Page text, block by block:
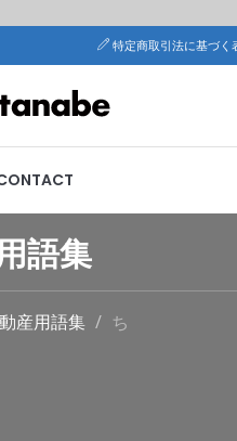
特定商取引法に基づく
語集
産用語集 ち